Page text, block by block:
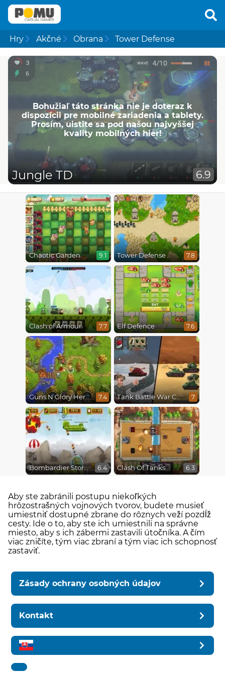
Hry Akčné Obrana Tower Defense
Bohužiaľ táto stránka nie je doteraz k
dispozícii pre mobilné zariadenia a tablety.
Prosím, uistite sa pod našou najvyššej
kvality mobilných hier!
Jungle TD 6.9
Chaotic Garden 9.1 Tower Defense 7.8
Clash of Armour 7.7 Elf Defence 7.6
Guns N Glory Heroes 7.4 Tank Battle War Commander 7
Bombardier Storm 6.4 Clash Of Tanks 6.3
Aby ste zabránili postupu niekoľkých
hrôzostrašných vojnových tvorov, budete musieť
umiestniť dostupné zbrane do rôznych veží pozdĺž
cesty. Ide o to, aby ste ich umiestnili na správne
miesto, aby s ich zábermi zastavili útočníka. A čím
viac zničíte, tým viac zbraní a tým viac ich schopnosť
zastaviť.
Zásady ochrany osobných údajov
Kontakt